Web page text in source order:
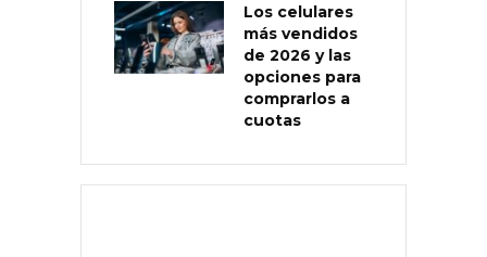
Los celulares
más vendidos
de 2026 y las
opciones para
comprarlos a
cuotas